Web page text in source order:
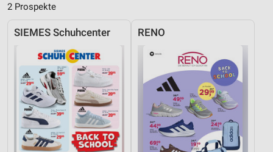
2 Prospekte
SIEMES Schuhcenter RENO